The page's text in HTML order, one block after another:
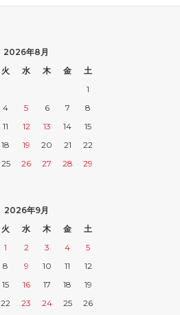
2026年8月
火 水 木 金
土
1
4 5 6 7
8
11 12 13 14
15
18 19 20 21
22
25 26 27 28
29
2026年9月
火 水 木 金
土
1
2 3 4
5
8 9 10 11
12
15 16 17 18
19
22 23 24 25
26